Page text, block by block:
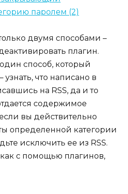
двумя способами –
плагин.
способ, который
узнать, что написано в
на RSS, да и то
содержимое
вы действительно
определенной категории
исключить ее из RSS.
с помощью плагинов,